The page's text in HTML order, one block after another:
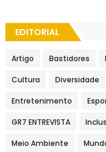
EDITORIAL
Artigo Bastidores
Cultura Diversidade
Entretenimento
GR7 ENTREVISTA
Meio Ambiente